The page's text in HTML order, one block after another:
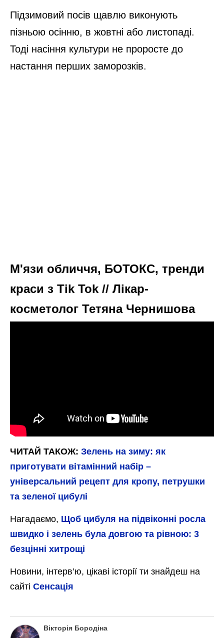
Підзимовий посів щавлю виконують
пізньою осінню, в жовтні або листопаді.
Тоді насіння культури не проросте до
настання перших заморозків.
М'язи обличчя, БОТОКС, тренди
краси з Tik Tok // Лікар-
косметолог Тетяна Чернишова
ЧИТАЙ ТАКОЖ: Зелень на зиму: як
приготувати вітамінний набір –
універсальний рецепт для кропу, петрушки
та зеленої цибулі
Нагадаємо, Щоб цибуля на підвіконні росла
швидко і зелень була довгою та рівною: 3
безцінні хитрощі
Новини, інтерв’ю, цікаві історії ти знайдеш на
сайті Сенсація
Вікторія Бородіна